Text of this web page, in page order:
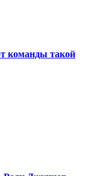
команды такой